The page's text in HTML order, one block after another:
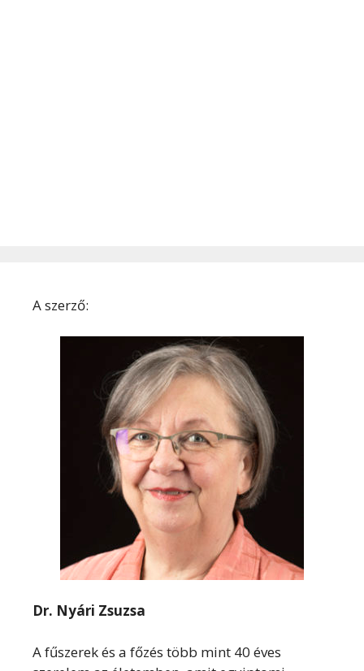
A szerző:
Dr. Nyári Zsuzsa
A fűszerek és a főzés több mint 40 éves